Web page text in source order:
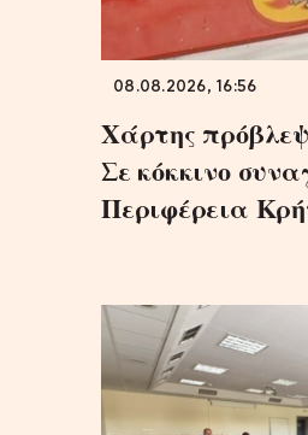
08.08.2026, 16:56
Χάρτης
Σε κόκκινο
Περιφέρεια